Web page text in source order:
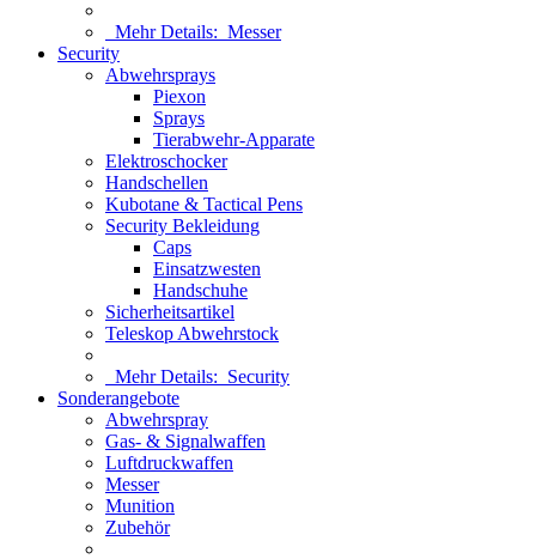
Mehr Details: Messer
Security
Abwehrsprays
Piexon
Sprays
Tierabwehr-Apparate
Elektroschocker
Handschellen
Kubotane & Tactical Pens
Security Bekleidung
Caps
Einsatzwesten
Handschuhe
Sicherheitsartikel
Teleskop Abwehrstock
Mehr Details: Security
Sonderangebote
Abwehrspray
Gas- & Signalwaffen
Luftdruckwaffen
Messer
Munition
Zubehör